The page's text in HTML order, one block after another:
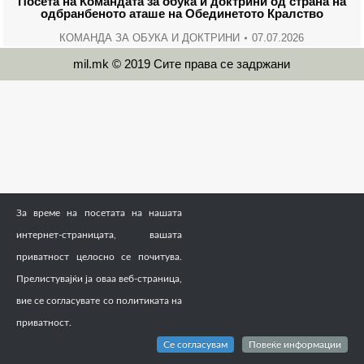
одбранбеното аташе на Обединетото Кралство
КОМАНДА ЗА ОБУКА И ДОКТРИНИ 07.07.2026
mil.mk © 2019 Сите права се задржани
За време на посетата на нашата
интернет-страницата, вашата
приватност целосно се почитува.
Прелистувајќи ја оваа веб-страница,
вие се согласувате со политиката на
приватност.
Се согласувам Повеќе информации